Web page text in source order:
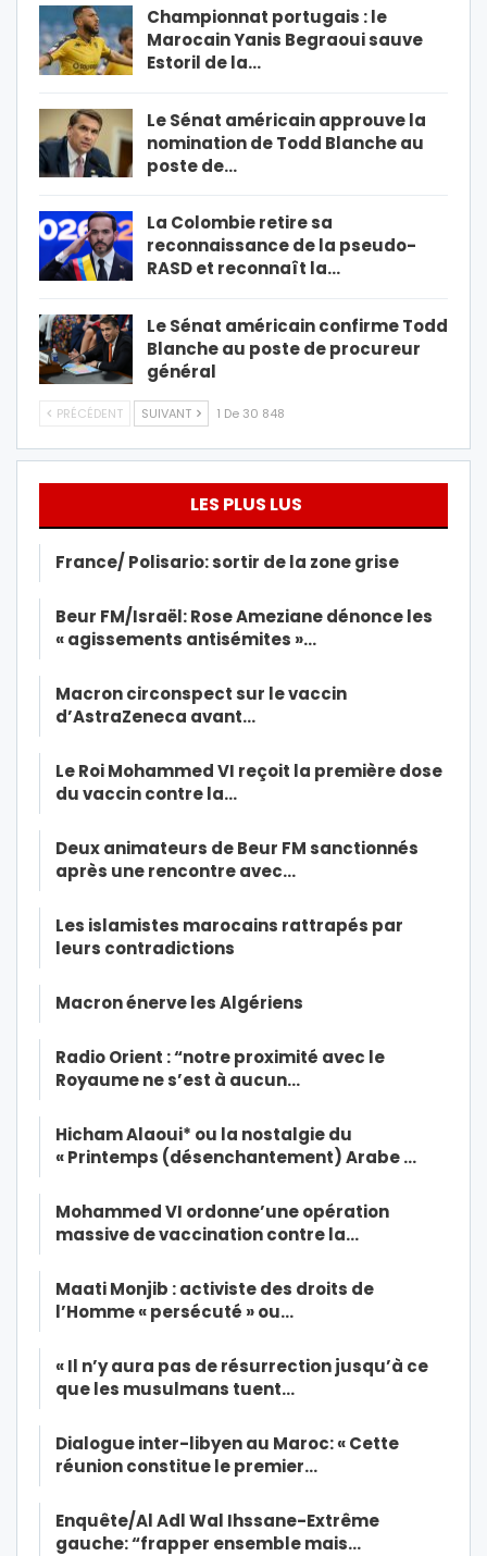
Championnat portugais : le
Marocain Yanis Begraoui sauve
Estoril de la…
Le Sénat américain approuve la
nomination de Todd Blanche au
poste de…
La Colombie retire sa
reconnaissance de la pseudo-
RASD et reconnaît la…
Le Sénat américain confirme Todd
Blanche au poste de procureur
général
PRÉCÉDENT SUIVANT 1 De 30 848
LES PLUS LUS
France/ Polisario: sortir de la zone grise
Beur FM/Israël: Rose Ameziane dénonce les
« agissements antisémites »…
Macron circonspect sur le vaccin
d’AstraZeneca avant…
Le Roi Mohammed VI reçoit la première dose
du vaccin contre la…
Deux animateurs de Beur FM sanctionnés
après une rencontre avec…
Les islamistes marocains rattrapés par
leurs contradictions
Macron énerve les Algériens
Radio Orient : “notre proximité avec le
Royaume ne s’est à aucun…
Hicham Alaoui* ou la nostalgie du
« Printemps (désenchantement) Arabe …
Mohammed VI ordonne’une opération
massive de vaccination contre la…
Maati Monjib : activiste des droits de
l’Homme « persécuté » ou…
« Il n’y aura pas de résurrection jusqu’à ce
que les musulmans tuent…
Dialogue inter-libyen au Maroc: « Cette
réunion constitue le premier…
Enquête/Al Adl Wal Ihssane-Extrême
gauche: “frapper ensemble mais…